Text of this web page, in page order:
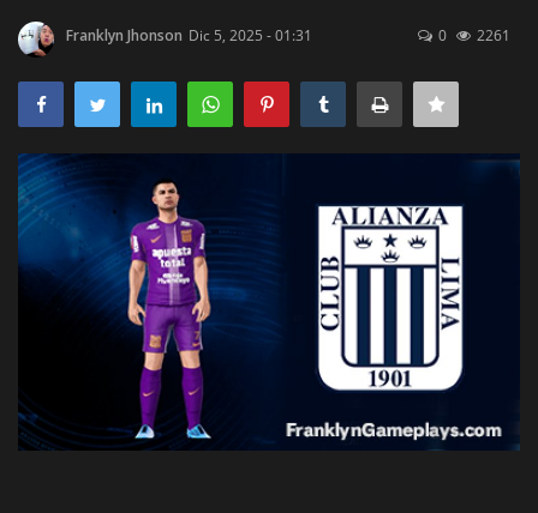
CLUBES (Kits)
SELECCIONES (KITS)
Franklyn Jhonson Dic 5, 2025 - 01:31 0 2261